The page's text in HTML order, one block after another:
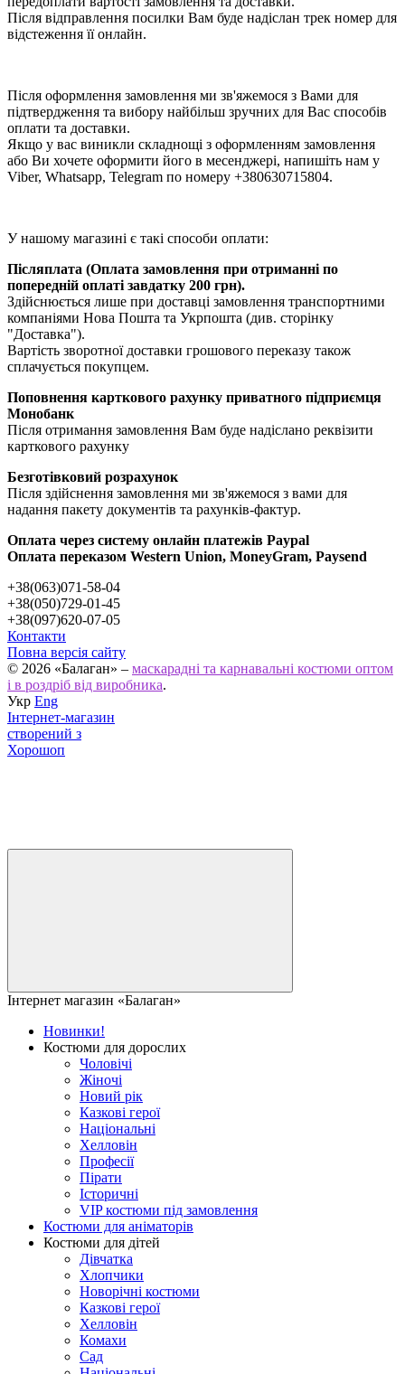
Після відправлення посилки Вам буде надіслан трек номер для
відстеження її онлайн.
Після оформлення замовлення ми зв'яжемося з Вами для
підтвердження та вибору найбільш зручних для Вас способів
оплати та доставки.
Якщо у вас виникли складнощі з оформленням замовлення
або Ви хочете оформити його в месенджері, напишіть нам у
Viber, Whatsapp, Telegram по номеру +380630715804.
У нашому магазині є такі способи оплати:
Післяплата (Оплата замовлення при отриманні по
попередній оплаті завдатку 200 грн).
Здійснюється лише при доставці замовлення транспортними
компаніями Нова Пошта та Укрпошта (див. сторінку
"Доставка").
Вартість зворотної доставки грошового переказу також
сплачується покупцем.
Поповнення карткового рахунку приватного підприємця
Монобанк
Після отримання замовлення Вам буде надіслано реквізити
карткового рахунку
Безготівковий розрахунок
Після здійснення замовлення ми зв'яжемося з вами для
надання пакету документів та рахунків-фактур.
Оплата через систему онлайн платежів Paypal
Оплата переказом Western Union, MoneyGram, Paysend
+38(063)071-58-04
+38(050)729-01-45
+38(097)620-07-05
Контакти
Повна версія сайту
© 2026 «Балаган» – маскарадні та карнавальні костюми оптом
і в роздріб від виробника.
Укр Eng
Інтернет-магазин
створений з
Хорошоп
Інтернет магазин «Балаган»
Новинки!
Костюми для дорослих
Чоловічі
Жіночі
Новий рік
Казкові герої
Національні
Хелловін
Професії
Пірати
Історичні
VIP костюми під замовлення
Костюми для аніматорів
Костюми для дітей
Дівчатка
Хлопчики
Новорічні костюми
Казкові герої
Хелловін
Комахи
Сад